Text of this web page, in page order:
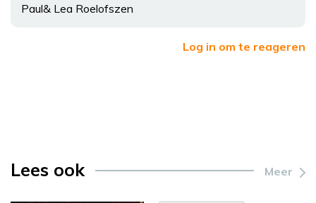
Paul& Lea Roelofszen
Log in om te reageren
Lees ook Meer